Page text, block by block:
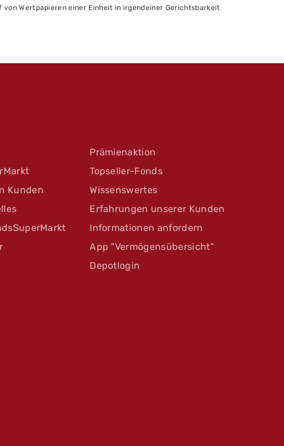
Wertpapieren einer Einheit in irgendeiner Gerichtsbarkeit
Prämienaktion
Topseller-Fonds
Kunden
Wissenswertes
Erfahrungen unserer Kunden
Informationen anfordern
App "Vermögensübersicht"
Depotlogin